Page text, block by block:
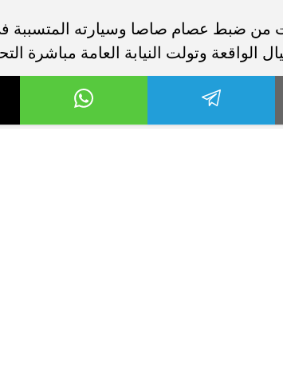
من ضبط عصام صاصا وسيارته المتسببة
الواقعة وتولت النيابة العامة مباشرة